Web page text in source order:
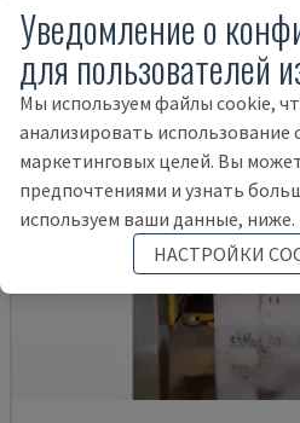
Уведомление о
для пользователей
Мы используем файлы cookie,
анализировать использование
маркетинговых целей. Вы
предпочтениями и узнать
используем ваши данные, ниже.
НАСТРОЙКИ